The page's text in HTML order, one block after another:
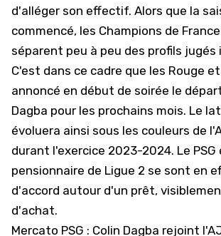
d'alléger son effectif. Alors que la
commencé, les Champions de
séparent peu à peu des profils jugés
C'est dans ce cadre que les Rouge
annoncé en début de soirée le
Dagba pour les prochains mois. Le
évoluera ainsi sous les couleurs de
durant l'exercice 2023-2024. Le PSG
pensionnaire de Ligue 2 se sont en
d'accord autour d'un prêt,
d'achat.
Mercato PSG : Colin Dagba rejoint